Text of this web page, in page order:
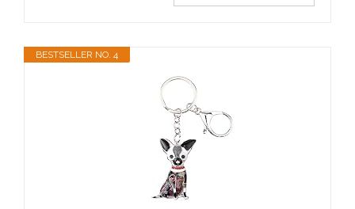
BESTSELLER NO. 4